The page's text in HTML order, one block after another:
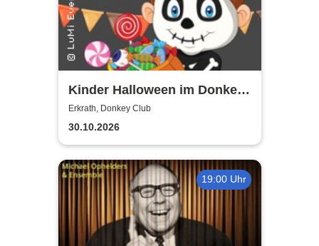
Kinder Halloween im Donkey
- by LuMi Event GmbH
Erkrath, Donkey Club
30.10.2026
19:00 Uhr